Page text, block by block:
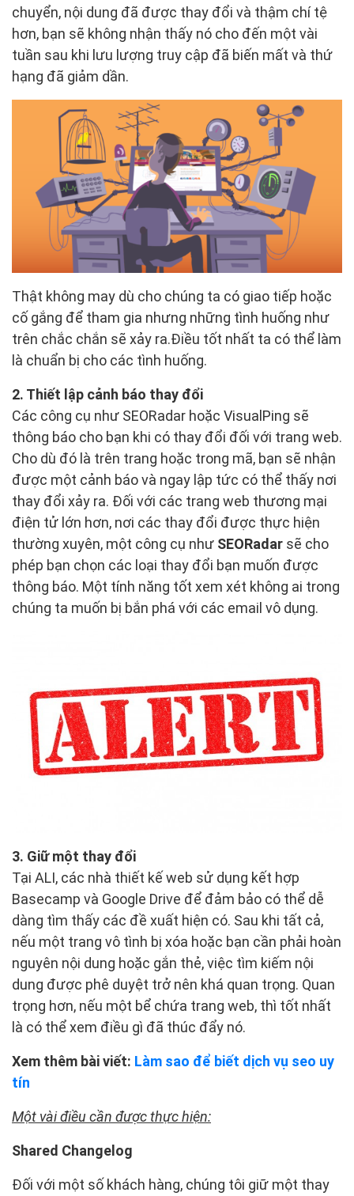
chuyển, nội dung đã được thay đổi và thậm chí tệ
hơn, bạn sẽ không nhận thấy nó cho đến một vài
tuần sau khi lưu lượng truy cập đã biến mất và thứ
hạng đã giảm dần.
Thật không may dù cho chúng ta có giao tiếp hoặc
cố gắng để tham gia nhưng những tình huống như
trên chắc chắn sẽ xảy ra.Điều tốt nhất ta có thể làm
là chuẩn bị cho các tình huống.
2. Thiết lập cảnh báo thay đổi
Các công cụ như SEORadar hoặc VisualPing sẽ
thông báo cho bạn khi có thay đổi đối với trang web.
Cho dù đó là trên trang hoặc trong mã, bạn sẽ nhận
được một cảnh báo và ngay lập tức có thể thấy nơi
thay đổi xảy ra. Đối với các trang web thương mại
điện tử lớn hơn, nơi các thay đổi được thực hiện
thường xuyên, một công cụ như SEORadar sẽ cho
phép bạn chọn các loại thay đổi bạn muốn được
thông báo. Một tính năng tốt xem xét không ai trong
chúng ta muốn bị bắn phá với các email vô dụng.
3. Giữ một thay đổi
Tại ALI, các nhà thiết kế web sử dụng kết hợp
Basecamp và Google Drive để đảm bảo có thể dễ
dàng tìm thấy các đề xuất hiện có. Sau khi tất cả,
nếu một trang vô tình bị xóa hoặc bạn cần phải hoàn
nguyên nội dung hoặc gắn thẻ, việc tìm kiếm nội
dung được phê duyệt trở nên khá quan trọng. Quan
trọng hơn, nếu một bể chứa trang web, thì tốt nhất
là có thể xem điều gì đã thúc đẩy nó.
Xem thêm bài viết: Làm sao để biết dịch vụ seo uy
tín
Một vài điều cần được thực hiện:
Shared Changelog
Đối với một số khách hàng, chúng tôi giữ một thay